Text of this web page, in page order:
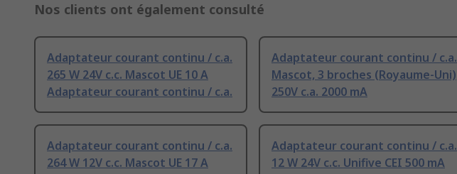
Nos clients ont également consulté
Adaptateur courant continu / c.a.
265 W 24V c.c. Mascot UE 10 A
Adaptateur courant continu / c.a.
Adaptateur courant continu / c.a.
Mascot, 3 broches (Royaume-Uni)
250V c.a. 2000 mA
Adaptateur courant continu / c.a.
264 W 12V c.c. Mascot UE 17 A
Adaptateur courant continu / c.a.
12 W 24V c.c. Unifive CEI 500 mA